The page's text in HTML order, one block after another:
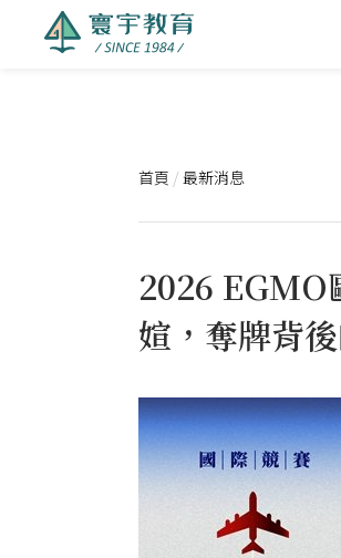
首頁 / 最新消息
2026
媗，奪牌背